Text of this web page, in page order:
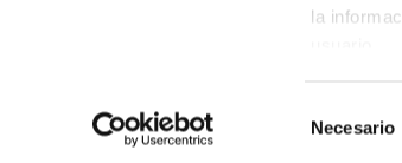
la
1. En
Necesario